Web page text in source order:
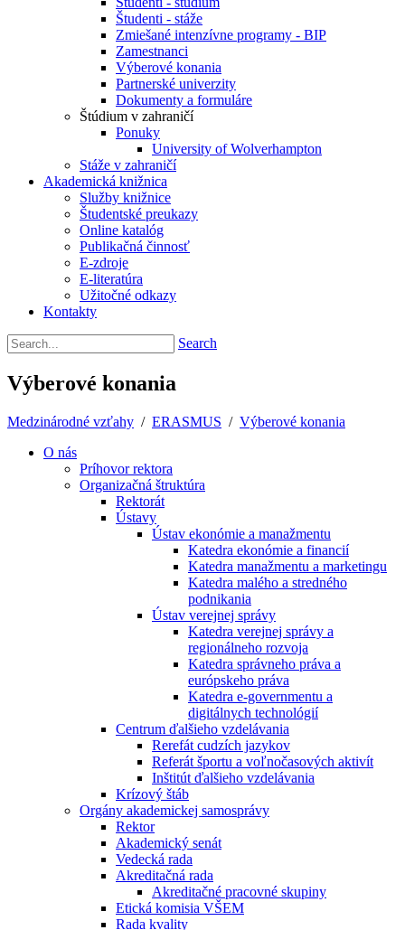
Študenti - stáže
Zmiešané intenzívne programy - BIP
Zamestnanci
Výberové konania
Partnerské univerzity
Dokumenty a formuláre
Štúdium v zahraničí
Ponuky
University of Wolverhampton
Stáže v zahraničí
Akademická knižnica
Služby knižnice
Študentské preukazy
Online katalóg
Publikačná činnosť
E-zdroje
E-literatúra
Užitočné odkazy
Kontakty
Search
Výberové konania
Medzinárodné vzťahy / ERASMUS / Výberové konania
O nás
Príhovor rektora
Organizačná štruktúra
Rektorát
Ústavy
Ústav ekonómie a manažmentu
Katedra ekonómie a financií
Katedra manažmentu a marketingu
Katedra malého a stredného
podnikania
Ústav verejnej správy
Katedra verejnej správy a
regionálneho rozvoja
Katedra správneho práva a
európskeho práva
Katedra e-governmentu a
digitálnych technológií
Centrum ďalšieho vzdelávania
Rerefát cudzích jazykov
Referát športu a voľnočasových aktivít
Inštitút ďalšieho vzdelávania
Krízový štáb
Orgány akademickej samosprávy
Rektor
Akademický senát
Vedecká rada
Akreditačná rada
Akreditačné pracovné skupiny
Etická komisia VŠEM
Rada kvality